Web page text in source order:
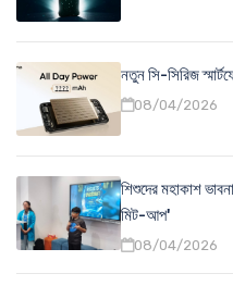
নতুন সি-সিরিজ
08/04/2026
শিশুদের মহাকাশ
মিট-আপ'
08/04/2026